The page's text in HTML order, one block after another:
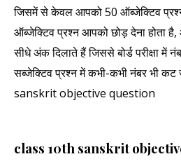
जिसमें से केवल आपको 50 ऑब्जेक्टिव
ऑब्जेक्टिव प्रश्न आपको छोड़ देना होता है,
सीधे अंक दिलाते हैं जिससे बोर्ड परीक्षा में
सब्जेक्टिव प्रश्न में कभी-कभी नंबर भी
sanskrit objective question
class 10th sanskrit